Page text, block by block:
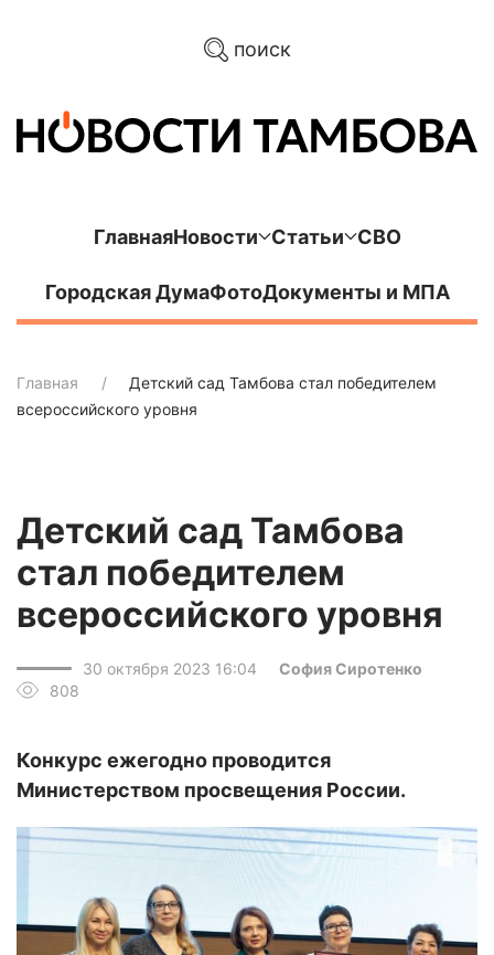
поиск
ГлавнаяНовости Статьи СВО
Городская ДумаФотоДокументы и МПА
Главная
Детский сад Тамбова стал победителем
всероссийского уровня
Детский сад Тамбова
стал победителем
всероссийского уровня
30 октября 2023 16:04
София Сиротенко
808
Конкурс ежегодно проводится
Министерством просвещения России.